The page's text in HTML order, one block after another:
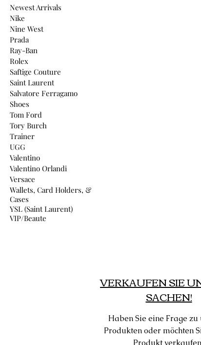
Newest Arrivals
Nike
Nine West
Prada
Ray-Ban
Rolex
Saftige Couture
Saint Laurent
Salvatore Ferragamo
Shoes
Tom Ford
Tory Burch
Trainer
UGG
Valentino
Valentino Orlandi
Versace
Wallets, Card Holders, &
Cases
YSL (Saint Laurent)
VIP/Beaute
VERKAUFEN SIE
SACHEN!
Haben Sie eine Frage zu
Produkten oder möchten
Produkt